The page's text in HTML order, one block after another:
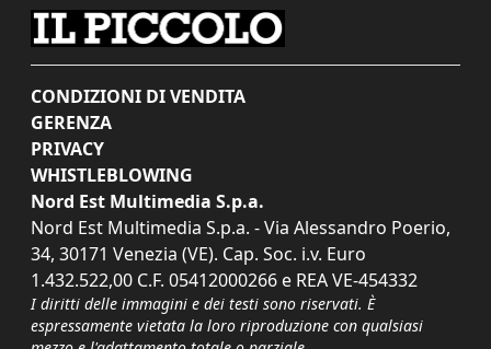
CONDIZIONI DI VENDITA
GERENZA
PRIVACY
WHISTLEBLOWING
Nord Est Multimedia S.p.a.
Nord Est Multimedia S.p.a. - Via Alessandro Poerio,
34, 30171 Venezia (VE). Cap. Soc. i.v. Euro
1.432.522,00 C.F. 05412000266 e REA VE-454332
I diritti delle immagini e dei testi sono riservati. È
espressamente vietata la loro riproduzione con qualsiasi